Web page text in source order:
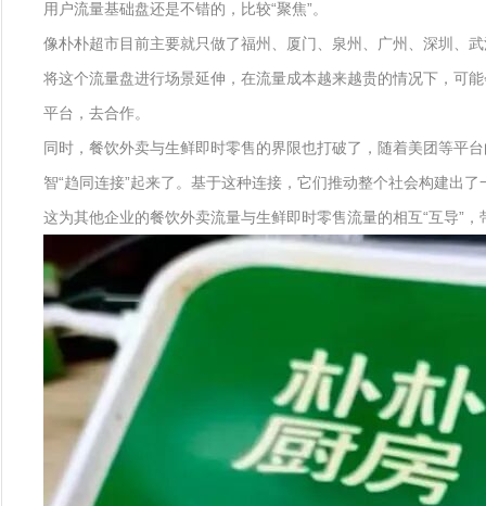
用户流量基础盘还是不错的，比较“聚焦”。
像朴朴超市目前主要就只做了福州、厦门、泉州、广州、深圳、
将这个流量盘进行场景延伸，在流量成本越来越贵的情况下，可
平台，去合作。
同时，餐饮外卖与生鲜即时零售的界限也打破了，随着美团等平
智“趋同连接”起来了。基于这种连接，它们推动整个社会构建出
这为其他企业的餐饮外卖流量与生鲜即时零售流量的相互“互导”，